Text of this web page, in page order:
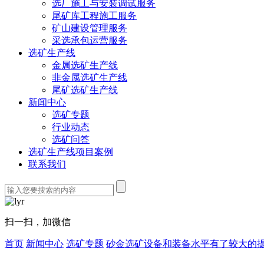
选厂施工与安装调试服务
尾矿库工程施工服务
矿山建设管理服务
采选承包运营服务
选矿生产线
金属选矿生产线
非金属选矿生产线
尾矿选矿生产线
新闻中心
选矿专题
行业动态
选矿问答
选矿生产线项目案例
联系我们
扫一扫，加微信
首页 新闻中心 选矿专题 砂金选矿设备和装备水平有了较大的